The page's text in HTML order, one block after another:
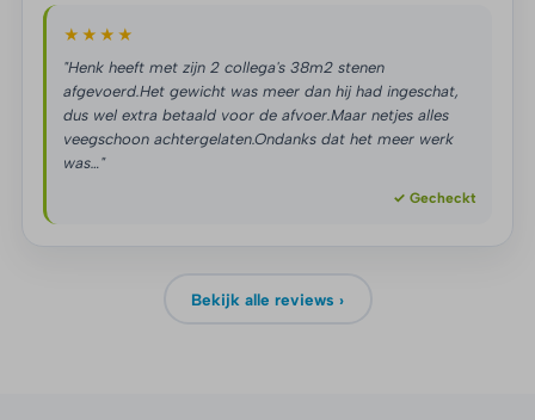
★★★★
"Henk heeft met zijn 2 collega's 38m2 stenen
afgevoerd.Het gewicht was meer dan hij had ingeschat,
dus wel extra betaald voor de afvoer.Maar netjes alles
veegschoon achtergelaten.Ondanks dat het meer werk
was…"
✓ Gecheckt
Bekijk alle reviews ›